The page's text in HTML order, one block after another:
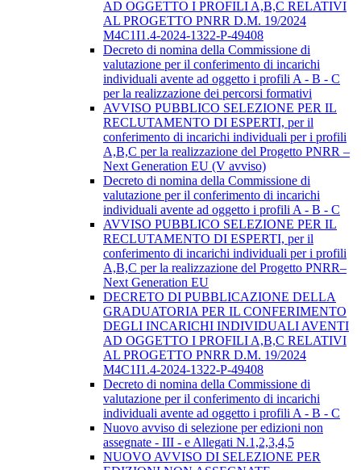
AD OGGETTO I PROFILI A,B,C RELATIVI
AL PROGETTO PNRR D.M. 19/2024
M4C1I1.4-2024-1322-P-49408
Decreto di nomina della Commissione di
valutazione per il conferimento di incarichi
individuali avente ad oggetto i profili A - B - C
per la realizzazione dei percorsi formativi
AVVISO PUBBLICO SELEZIONE PER IL
RECLUTAMENTO DI ESPERTI, per il
conferimento di incarichi individuali per i profili
A,B,C per la realizzazione del Progetto PNRR –
Next Generation EU (V avviso)
Decreto di nomina della Commissione di
valutazione per il conferimento di incarichi
individuali avente ad oggetto i profili A - B - C
AVVISO PUBBLICO SELEZIONE PER IL
RECLUTAMENTO DI ESPERTI, per il
conferimento di incarichi individuali per i profili
A,B,C per la realizzazione del Progetto PNRR–
Next Generation EU
DECRETO DI PUBBLICAZIONE DELLA
GRADUATORIA PER IL CONFERIMENTO
DEGLI INCARICHI INDIVIDUALI AVENTI
AD OGGETTO I PROFILI A,B,C RELATIVI
AL PROGETTO PNRR D.M. 19/2024
M4C1I1.4-2024-1322-P-49408
Decreto di nomina della Commissione di
valutazione per il conferimento di incarichi
individuali avente ad oggetto i profili A - B - C
Nuovo avviso di selezione per edizioni non
assegnate - III - e Allegati N.1,2,3,4,5
NUOVO AVVISO DI SELEZIONE PER